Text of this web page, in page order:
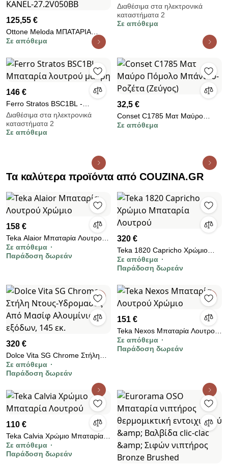
125,55 €
Ottone Meloda ΜΠΑΤΑΡΙΑ
ΛΟΥΤΡΟΥ VERA
ΜΑΥΡΗ ΜΑΤ 2V050BB
OTTONE MELODA KANEL-
27.2V050BB
Σε απόθεμα
Brass 12019 - Μπαταρία
λουτρού
Διαθέσιμα στα ηλεκτρονικά
καταστήματα 2
Σε απόθεμα
146 €
Ferro Stratos BSC1BL -
Μπαταρία λουτρού μαύρη
Διαθέσιμα στα ηλεκτρονικά
καταστήματα 2
Σε απόθεμα
32,5 €
Conset C1785 Ματ Μαύρο
Πόμολο Μπάνιου-Ροζέτα
Σε απόθεμα
Τα καλύτερα προϊόντα από COUZINA.GR
158 €
Teka Alaior Μπαταρία Λουτρού
Χρώμιο
Σε απόθεμα
Παράδοση δωρεάν
320 €
Teka 1820 Capricho Χρώμιο
Μπαταρία Λουτρού
Σε απόθεμα
Παράδοση δωρεάν
320 €
Dolce Vita SG Chrome Στήλη
Nτους-Υδρομασάζ Από Mασίφ
Αλουμίνιο 3 εξόδων, 145 εκ.
Σε απόθεμα
Παράδοση δωρεάν
151 €
Teka Nexos Μπαταρία Λουτρού
Χρώμιο
Σε απόθεμα
Παράδοση δωρεάν
110 €
Teka Calvia Χρώμιο Μπαταρία
Λουτρού
Σε απόθεμα
Παράδοση δωρεάν